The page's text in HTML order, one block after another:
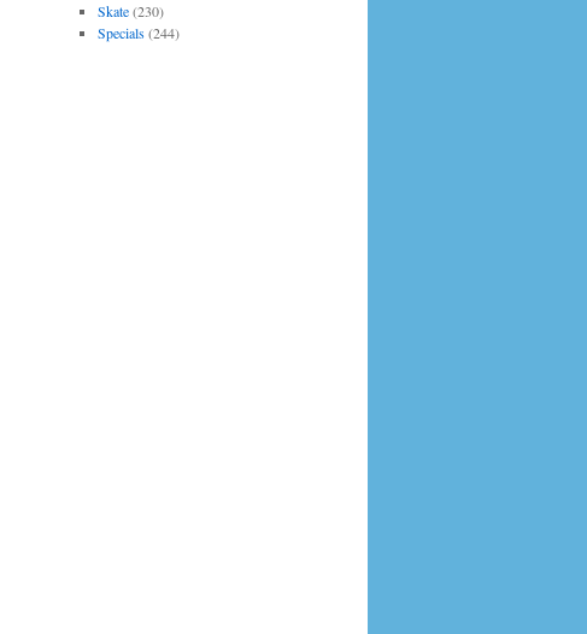
Skate(230)
Specials(244)